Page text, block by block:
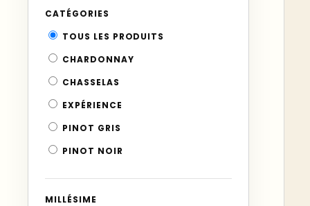
CATÉGORIES
TOUS LES PRODUITS
CHARDONNAY
CHASSELAS
EXPÉRIENCE
PINOT GRIS
PINOT NOIR
MILLÉSIME